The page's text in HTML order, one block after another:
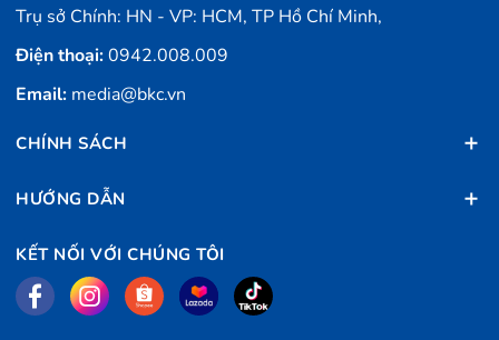
Trụ sở Chính: HN - VP: HCM, TP Hồ Chí Minh,
Điện thoại:0942.008.009
Email: media@bkc.vn
CHÍNH SÁCH
HƯỚNG DẪN
KẾT NỐI VỚI CHÚNG TÔI